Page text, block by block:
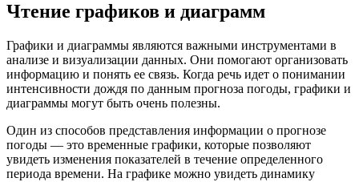
Чтение графиков и диаграмм
Графики и диаграммы являются важными инструментами в
анализе и визуализации данных. Они помогают организовать
информацию и понять ее связь. Когда речь идет о понимании
интенсивности дождя по данным прогноза погоды, графики и
диаграммы могут быть очень полезны.
Один из способов представления информации о прогнозе
погоды — это временные графики, которые позволяют
увидеть изменения показателей в течение определенного
периода времени. На графике можно увидеть динамику